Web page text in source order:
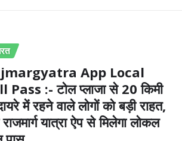
App Local
Pass :- टोल प्लाजा से 20 किमी
में रहने वाले लोगों को बड़ी राहत,
यात्रा ऐप से मिलेगा लोकल